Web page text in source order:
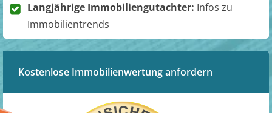
Langjährige Immobiliengutachter: Infos zu
Immobilientrends
Kostenlose Immobilienwertung anfordern